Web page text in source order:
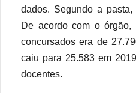
dados. Segundo a
De acordo com o órgão,
concursados era de
caiu para 25.583 em
docentes.